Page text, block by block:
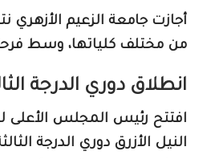
أجازت جامعة الزعيم الأزهري
من مختلف كلياتها، وسط
انطلاق دوري الدرجة
افتتح رئيس المجلس الأعلى
النيل الأزرق دوري الدرجة